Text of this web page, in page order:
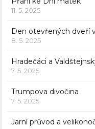
11. 5. 2025
Den otevřených dveří
8. 5. 2025
Hradečáci a
7. 5. 2025
Trumpova divočina
7. 5. 2025
Jarní průvod a